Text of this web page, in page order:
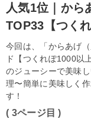
人気1位｜から
TOP33【つく
今回は、「からあげ
ド【つくれぽ1000以
のジューシーで美味
理〜簡単に美味しく
す！
( 3ページ目 )